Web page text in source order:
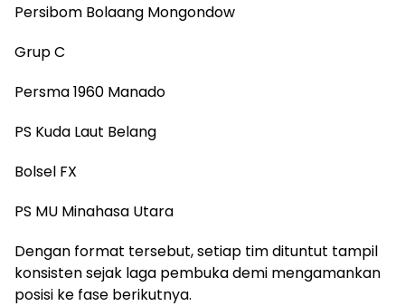
Persibom Bolaang Mongondow
Grup C
Persma 1960 Manado
PS Kuda Laut Belang
Bolsel FX
PS MU Minahasa Utara
Dengan format tersebut, setiap tim dituntut tampil
konsisten sejak laga pembuka demi mengamankan
posisi ke fase berikutnya.